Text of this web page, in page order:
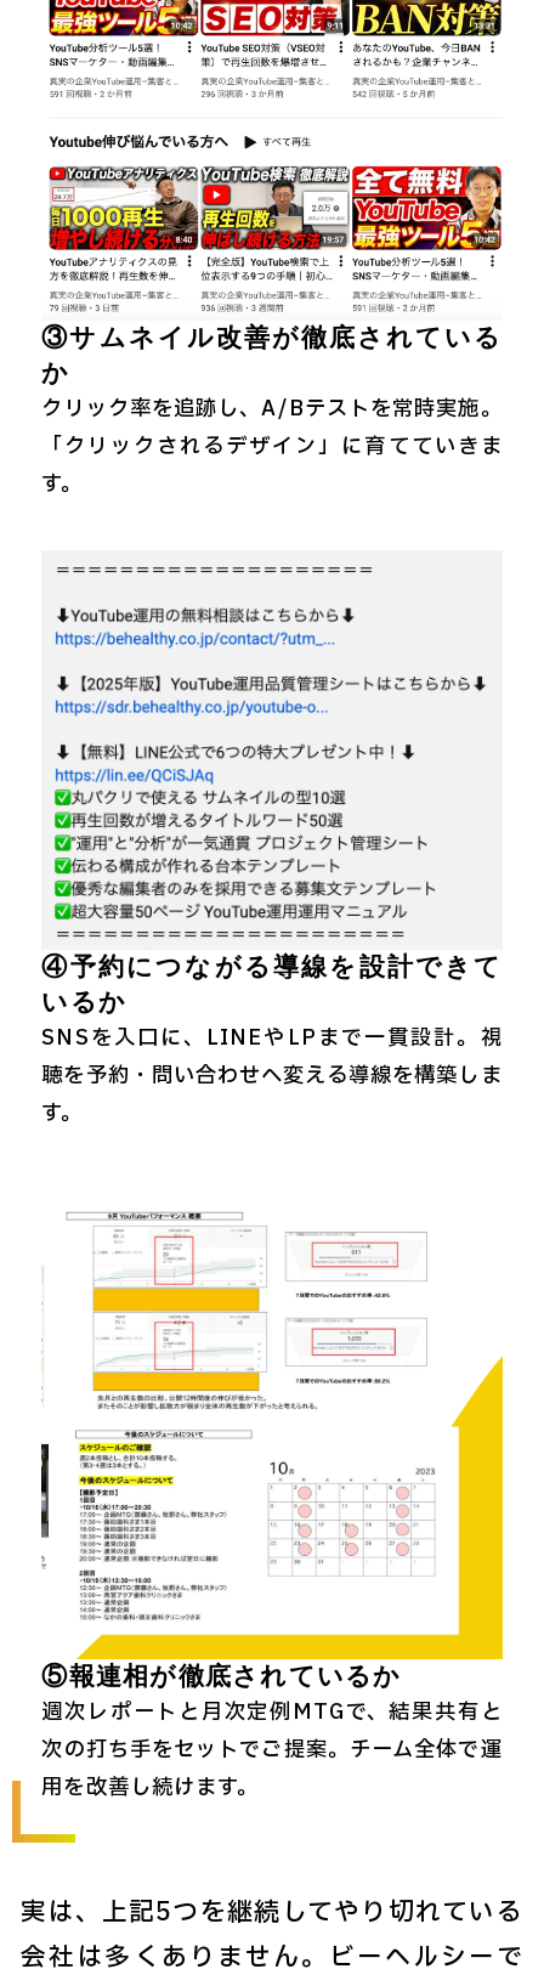
③サムネイル改善が徹底されている
か
クリック率を追跡し、A/Bテストを常時実施。
「クリックされるデザイン」に育てていきま
す。
④予約につながる導線を設計できて
いるか
SNSを入口に、LINEやLPまで一貫設計。視
聴を予約・問い合わせへ変える導線を構築しま
す。
⑤報連相が徹底されているか
週次レポートと月次定例MTGで、結果共有と
次の打ち手をセットでご提案。チーム全体で運
用を改善し続けます。
実は、上記5つを継続してやり切れている
会社は多くありません。ビーヘルシーで